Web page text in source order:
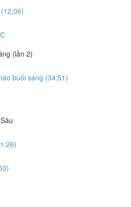
(lần 2)
buổi sáng (34:51)